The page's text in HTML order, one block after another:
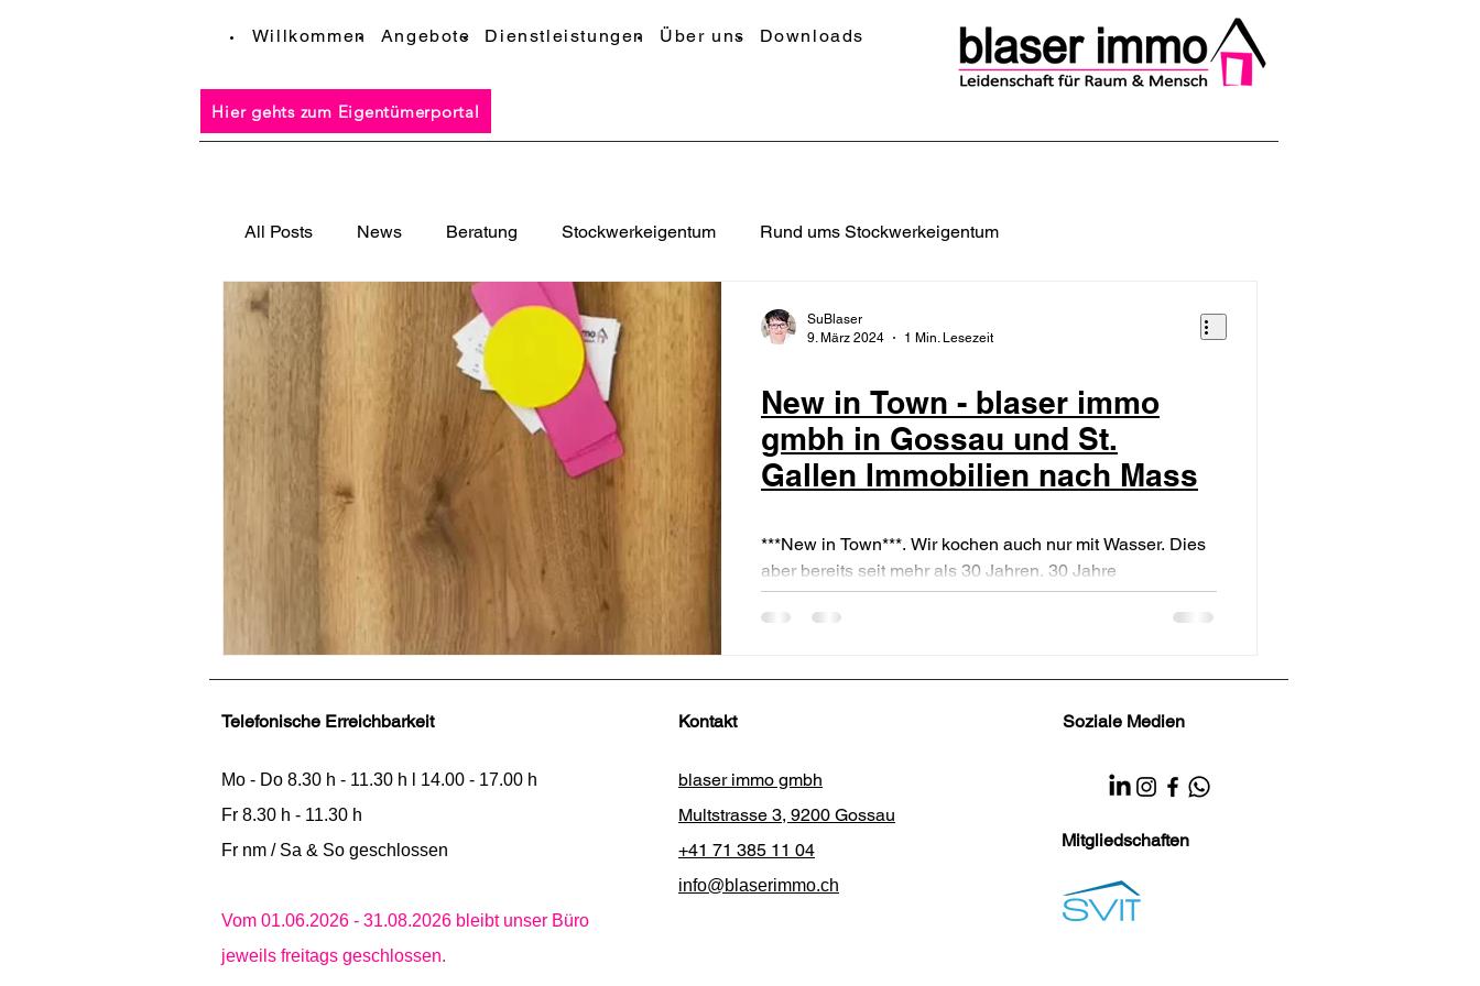
Willkommen Angebote Dienstleistungen Über uns Downloads
Hier gehts zum Eigentümerportal
All Posts News Beratung Stockwerkeigentum Rund ums Stockwerkeigentum
New in Town - blaser immo
gmbh in Gossau und St.
Gallen Immobilien nach Mass
***New in Town***. Wir kochen auch nur mit Wasser. Dies
aber bereits seit mehr als 30 Jahren. 30 Jahre
Leidenschaft für Raum und Mensch....
SuBlaser
9. März 2024
1 Min. Lesezeit
Telefonische Erreichbarkeit
​Mo - Do 8.30 h - 11.30 h l 14.00 - 17.00 h
Fr 8.30 h - 11.30 h
Fr nm / Sa & So geschlossen
Vom 01.06.2026 - 31.08.2026 bleibt unser Büro
jeweils freitags geschlossen.
Kontakt
blaser immo gmbh
Multstrasse 3, 9200 Gossau
+41 71 385 11 04
info@blaserimmo.ch
Soziale Medien
Mitgliedschaften